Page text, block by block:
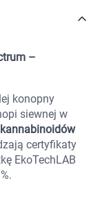
–
konopny
siewnej w
certyfikaty
EkoTechLAB